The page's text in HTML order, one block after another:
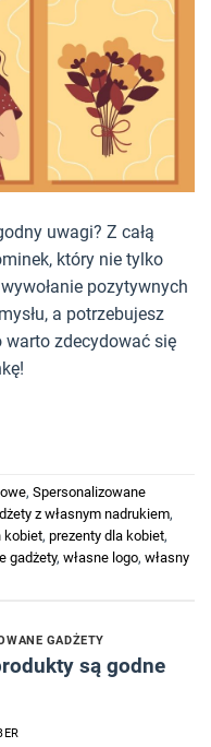
uwagi? Z całą
który nie tylko
pozytywnych
a potrzebujesz
warto zdecydować się
, Spersonalizowane
z własnym nadrukiem,
kobiet, prezenty dla kobiet,
gadżety, własne logo, własny
GADŻETY
są godne